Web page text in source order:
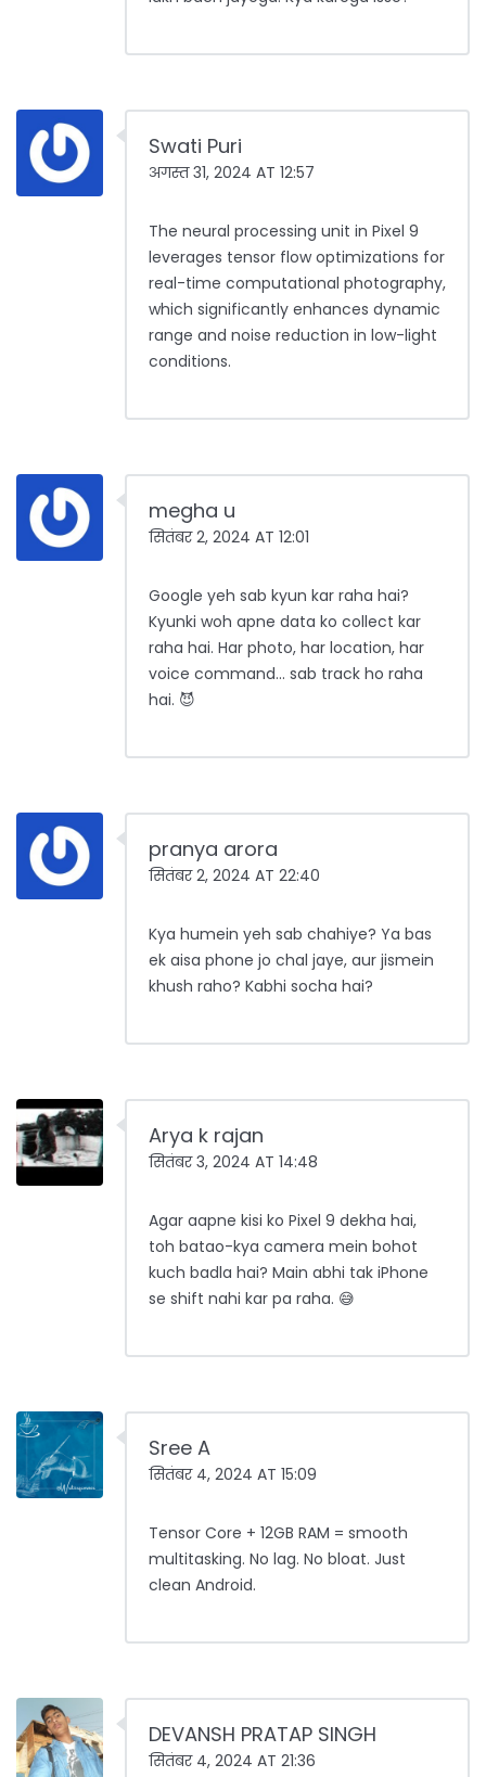
Swati Puri
अगस्त 31, 2024 AT 12:57
The neural processing unit in Pixel 9
leverages tensor flow optimizations for
real-time computational photography,
which significantly enhances dynamic
range and noise reduction in low-light
conditions.
megha u
सितंबर 2, 2024 AT 12:01
Google yeh sab kyun kar raha hai?
Kyunki woh apne data ko collect kar
raha hai. Har photo, har location, har
voice command... sab track ho raha
hai. 😈
pranya arora
सितंबर 2, 2024 AT 22:40
Kya humein yeh sab chahiye? Ya bas
ek aisa phone jo chal jaye, aur jismein
khush raho? Kabhi socha hai?
Arya k rajan
सितंबर 3, 2024 AT 14:48
Agar aapne kisi ko Pixel 9 dekha hai,
toh batao-kya camera mein bohot
kuch badla hai? Main abhi tak iPhone
se shift nahi kar pa raha. 😅
Sree A
सितंबर 4, 2024 AT 15:09
Tensor Core + 12GB RAM = smooth
multitasking. No lag. No bloat. Just
clean Android.
DEVANSH PRATAP SINGH
सितंबर 4, 2024 AT 21:36